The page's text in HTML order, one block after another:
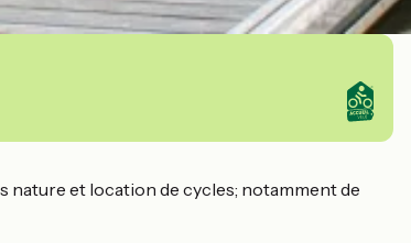
nature et location de cycles; notamment de